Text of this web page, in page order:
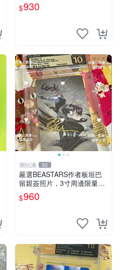
筆、收藏、簽名照
$930
潮玩港 52
嚴選BEASTARS作者板垣巴
留親簽照片，3寸周邊限量收
藏 BEASTARS 作者 經典 細
節收藏
$960